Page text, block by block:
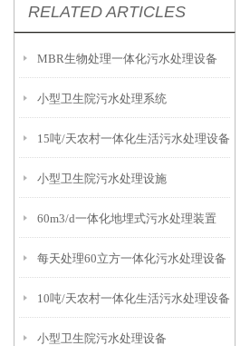
RELATED ARTICLES
MBR生物处理一体化污水处理设备
小型卫生院污水处理系统
15吨/天农村一体化生活污水处理设备
小型卫生院污水处理设施
60m3/d一体化地埋式污水处理装置
每天处理60立方一体化污水处理设备
10吨/天农村一体化生活污水处理设备
小型卫生院污水处理设备